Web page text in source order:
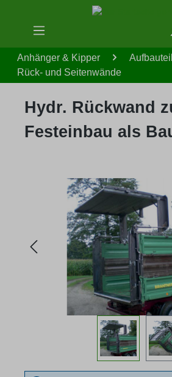
Zum Hauptinhalt springen
Anhänger & Kipper
Rück- und Seitenwände
Hydr. Rückwand
Festeinbau als
Bildergalerie überspringen